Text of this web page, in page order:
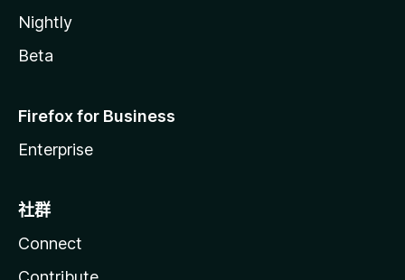
Nightly
Beta
Firefox for Business
Enterprise
社群
Connect